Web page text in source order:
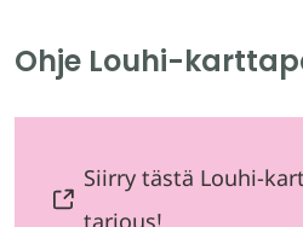
Ohje Louhi-
Siirry tästä Louhi-
tarjous!